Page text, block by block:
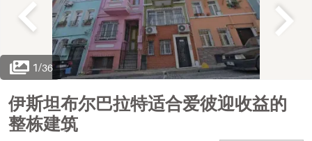
1/36
伊斯坦布尔巴拉特适合爱彼迎收益的
整栋建筑